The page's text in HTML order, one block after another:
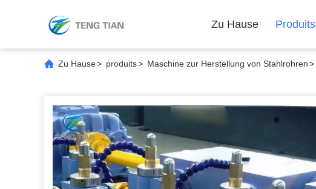
Zu Hause Produits
Zu Hause> produits> Maschine zur Herstellung von Stahlrohren>